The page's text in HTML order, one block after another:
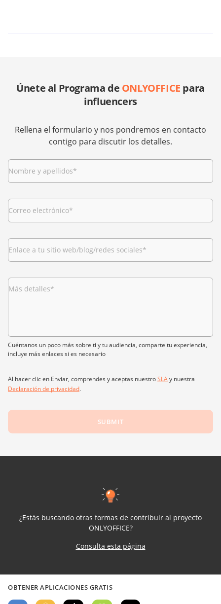
Únete al Programa de ONLYOFFICE para
influencers
Rellena el formulario y nos pondremos en contacto
contigo para discutir los detalles.
Nombre y apellidos*
Correo electrónico*
Enlace a tu sitio web/blog/redes sociales*
Más detalles*
Cuéntanos un poco más sobre ti y tu audiencia, comparte tu experiencia,
incluye más enlaces si es necesario
Al hacer clic en Enviar, comprendes y aceptas nuestroSLAy nuestra
Declaración de privacidad.
SUBMIT
¿Estás buscando otras formas de contribuir al proyecto
ONLYOFFICE?
Consulta esta página
OBTENER APLICACIONES GRATIS